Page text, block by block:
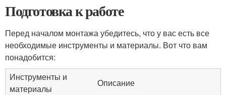
Подготовка к работе
Перед началом монтажа убедитесь, что у вас есть все
необходимые инструменты и материалы. Вот что вам
понадобится:
Инструменты и
материалы
Описание